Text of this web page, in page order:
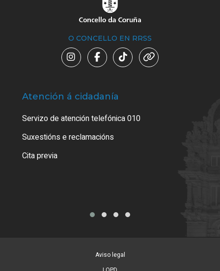
O CONCELLO EN RRSS
Atención á cidadanía
Servizo de atención telefónica 010
Suxestións e reclamacións
Cita previa
Aviso legal